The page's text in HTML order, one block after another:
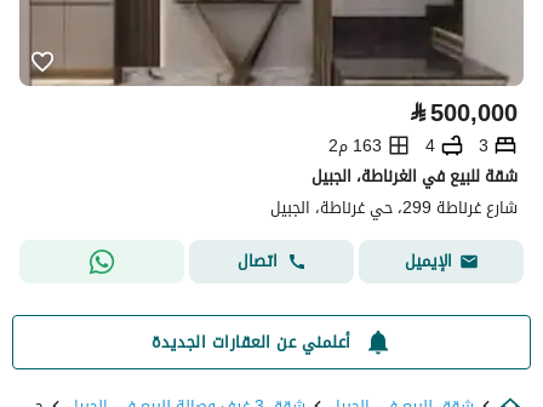
⃁500,000
3
4
163 م2
شقة للبيع في الغرناطة، الجبيل
شارع غرناطة 299، حي غرناطة، الجبيل
الإيميل
اتصال
أعلمني عن العقارات الجديدة